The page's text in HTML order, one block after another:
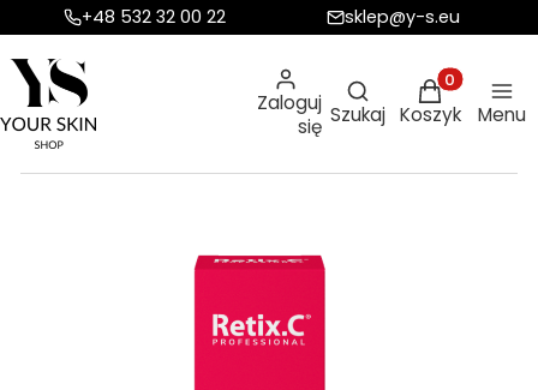
+48 532 32 00 22 sklep@y-s.eu
Zaloguj
się
Otwórz
Szukaj
Produkty w
Koszyk Menu